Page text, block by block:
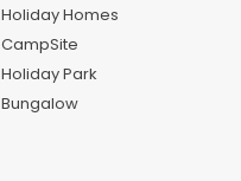
Holiday Homes
CampSite
Holiday Park
Bungalow